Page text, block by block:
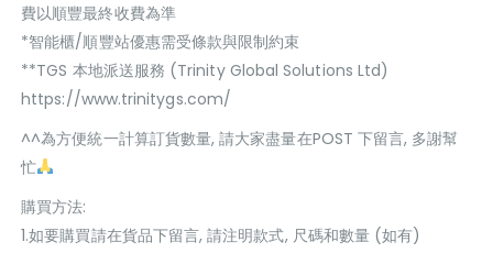
費以順豐最終收費為準
*智能櫃/順豐站優惠需受條款與限制約束
**TGS 本地派送服務 (Trinity Global Solutions Ltd)
https://www.trinitygs.com/
^^為方便統一計算訂貨數量, 請大家盡量在POST 下留言, 多謝幫
忙
購買方法:
1.如要購買請在貨品下留言, 請注明款式, 尺碼和數量 (如有)